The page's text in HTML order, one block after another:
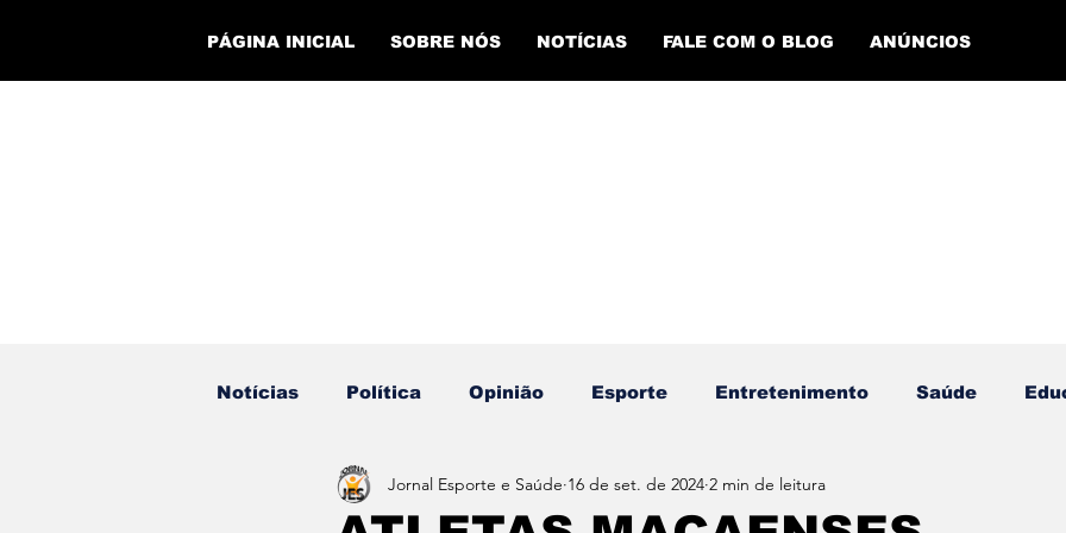
PÁGINA INICIAL SOBRE NÓS NOTÍCIAS FALE COM O BLOG ANÚNCIOS
Notícias Política Opinião Esporte Entretenimento Saúde
Eventos Cursos Evento Esportivo Economia
Jornal Esporte e Saúde 16 de set. de 2024 2 min de leitura